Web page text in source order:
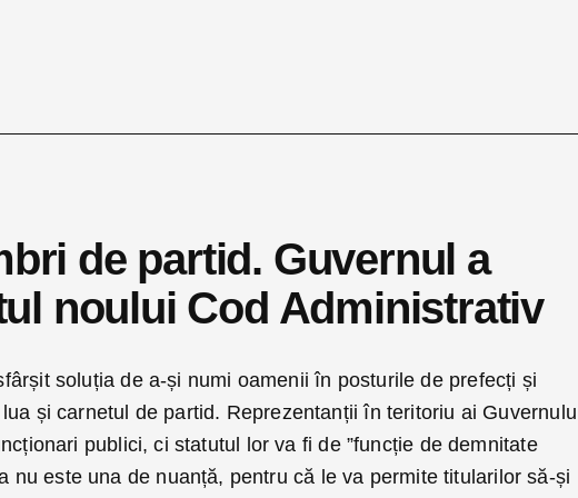
de partid. Guvernul a
noului Cod Administrativ
soluția de a-și numi oamenii în posturile de prefecți și
și carnetul de partid. Reprezentanții în teritoriu ai
publici, ci statutul lor va fi de ”funcție de demnitate
nu este una de nuanță, pentru că le va permite titularilor să-și